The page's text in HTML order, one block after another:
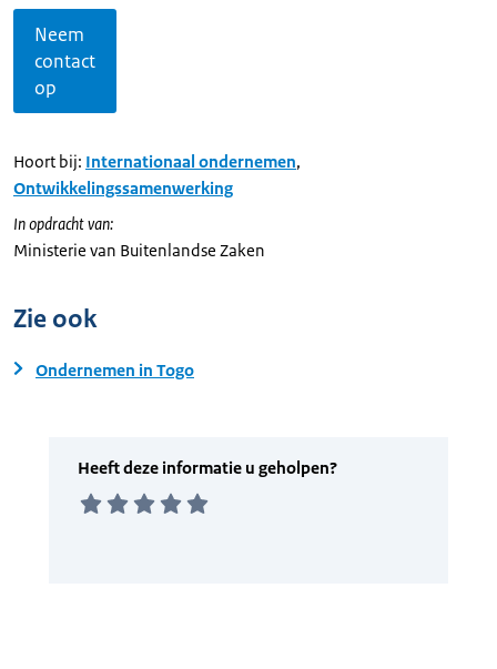
Neem
contact
op
Hoort bij: Internationaal ondernemen,
Ontwikkelingssamenwerking
In opdracht van:
Ministerie van Buitenlandse Zaken
Zie ook
Ondernemen in Togo